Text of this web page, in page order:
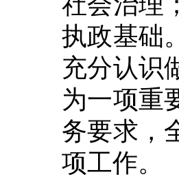
执政基础
充分认识
为一项重
务要求，
项工作。